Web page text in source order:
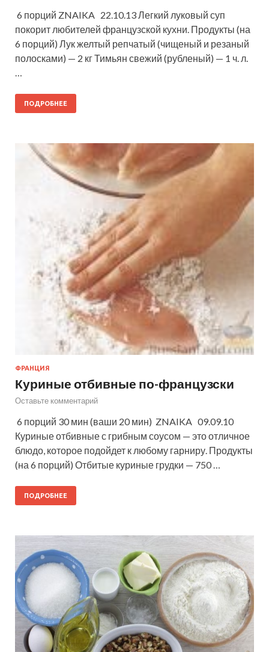
6 порций ZNAIKA 22.10.13 Легкий луковый суп
покорит любителей французской кухни. Продукты (на
6 порций) Лук желтый репчатый (чищеный и резаный
полосками) — 2 кг Тимьян свежий (рубленый) — 1 ч. л.
…
ПОДРОБНЕЕ
ФРАНЦИЯ
Куриные отбивные по-французски
Оставьте комментарий
6 порций 30 мин (ваши 20 мин) ZNAIKA 09.09.10
Куриные отбивные с грибным соусом — это отличное
блюдо, которое подойдет к любому гарниру. Продукты
(на 6 порций) Отбитые куриные грудки — 750 …
ПОДРОБНЕЕ